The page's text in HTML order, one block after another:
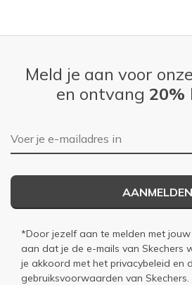
Meld je aan voor
en ontvang
E-mailadres
AANMELDEN
*Door jezelf aan te melden met
aan dat je de e-mails van Skechers
je akkoord met het privacybeleid en
gebruiksvoorwaarden van